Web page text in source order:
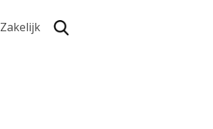
Zakelijk